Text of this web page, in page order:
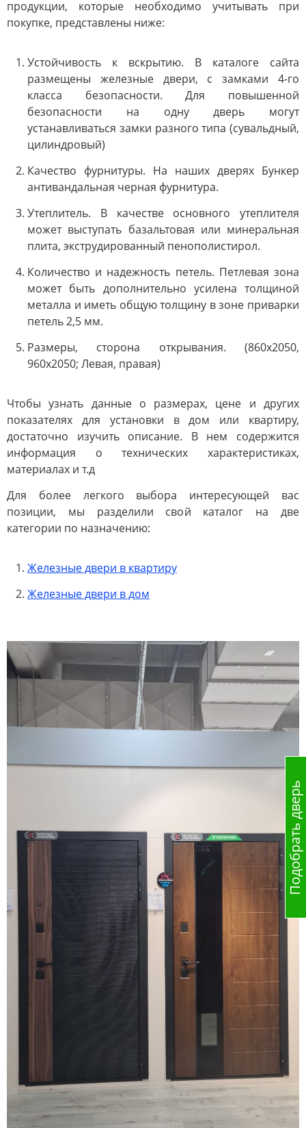
продукции, которые необходимо учитывать при
покупке, представлены ниже:
Устойчивость к вскрытию. В каталоге сайта
размещены железные двери, с замками 4-го
класса безопасности. Для повышенной
безопасности на одну дверь могут
устанавливаться замки разного типа (сувальдный,
цилиндровый)
Качество фурнитуры. На наших дверях Бункер
антивандальная черная фурнитура.
Утеплитель. В качестве основного утеплителя
может выступать базальтовая или минеральная
плита, экструдированный пенополистирол.
Количество и надежность петель. Петлевая зона
может быть дополнительно усилена толщиной
металла и иметь общую толщину в зоне приварки
петель 2,5 мм.
Размеры, сторона открывания. (860х2050,
960х2050; Левая, правая)
Чтобы узнать данные о размерах, цене и других
показателях для установки в дом или квартиру,
достаточно изучить описание. В нем содержится
информация о технических характеристиках,
материалах и т.д
Для более легкого выбора интересующей вас
позиции, мы разделили свой каталог на две
категории по назначению:
Железные двери в квартиру
Железные двери в дом
Подобрать дверь